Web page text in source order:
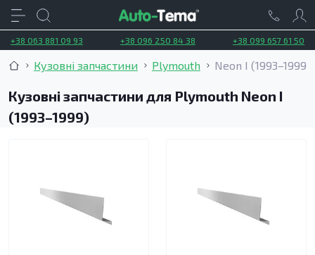
+38 063 881 09 93 +38 096 250 84 38 +38 099 657 61 50
Кузовні запчастини Plymouth Neon I (1993–1999)
Кузовні запчастини для Plymouth Neon I
(1993–1999)